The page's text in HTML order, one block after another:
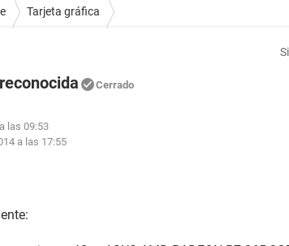
Tarjeta gráfica
Cerrado
las 09:53
a las 17:55